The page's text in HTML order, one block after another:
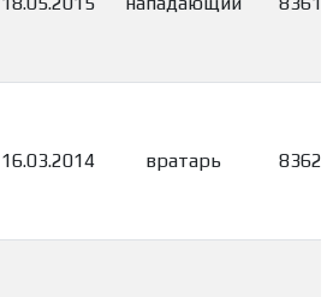
16.03.2014 вратарь 8362